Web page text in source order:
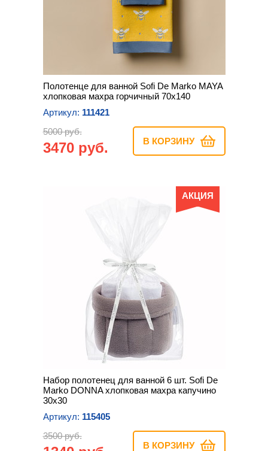
Полотенце для ванной Sofi De Marko MAYA
хлопковая махра горчичный 70х140
Артикул: 111421
5000 руб.
3470 руб. В КОРЗИНУ
АКЦИЯ
Набор полотенец для ванной 6 шт. Sofi De
Marko DONNA хлопковая махра капучино
30х30
Артикул: 115405
3500 руб.
В КОРЗИНУ